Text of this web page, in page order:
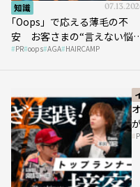
知識
｢Oops」で応える薄毛の不
安 お客さまの“言えない悩
み”にどう向き合う？ ＃01
PR oops AGA HAIRCAMP